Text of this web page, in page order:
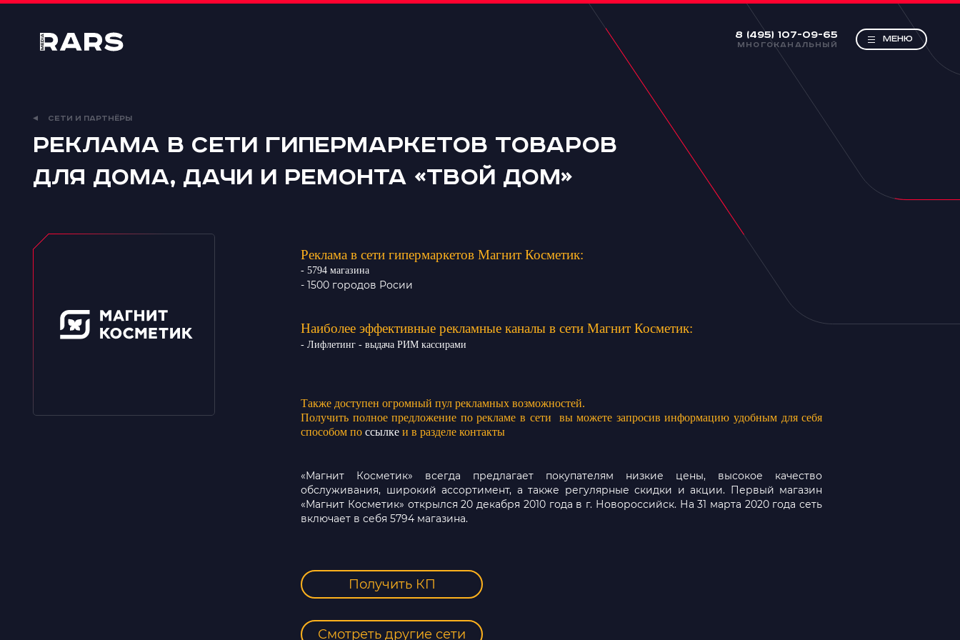
8 (495) 107-09-65
МНОГОКАНАЛЬНЫЙ
МЕНЮ
RARS
СЕТИ И ПАРТНЁРЫ
Реклама в сети гипермаркетов товаров
для дома, дачи и ремонта «Твой дом»
Реклама в сети гипермаркетов Магнит Косметик:
- 5794 магазина
- 1500 городов Росии
Наиболее эффективные рекламные каналы в сети Магнит Косметик:
- Лифлетинг - выдача РИМ кассирами
Также доступен огромный пул рекламных возможностей.
Получить полное предложение по рекламе в сети вы можете запросив информацию удобным для себя
способом по ссылке и в разделе контакты
«Магнит Косметик» всегда предлагает покупателям низкие цены, высокое качество
обслуживания, широкий ассортимент, а также регулярные скидки и акции. Первый магазин
«Магнит Косметик» открылся 20 декабря 2010 года в г. Новороссийск. На 31 марта 2020 года сеть
включает в себя 5794 магазина.
Получить КП
Смотреть другие сети